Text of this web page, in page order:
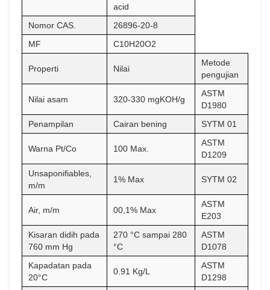
acid
Nomor CAS.
26896-20-8
MF
C10H20O2
Properti Nilai
Metode
pengujian
Nilai asam 320-330 mgKOH/g
ASTM
D1980
Penampilan
Cairan bening SYTM 01
Warna Pt/Co 100 Max.
ASTM
D1209
Unsaponifiables,
m/m
1% Max SYTM 02
Air, m/m 00,1% Max
ASTM
E203
Kisaran didih pada
760 mm Hg
270 °C sampai 280
°C
ASTM
D1078
Kapadatan pada
20°C
0.91 Kg/L
ASTM
D1298